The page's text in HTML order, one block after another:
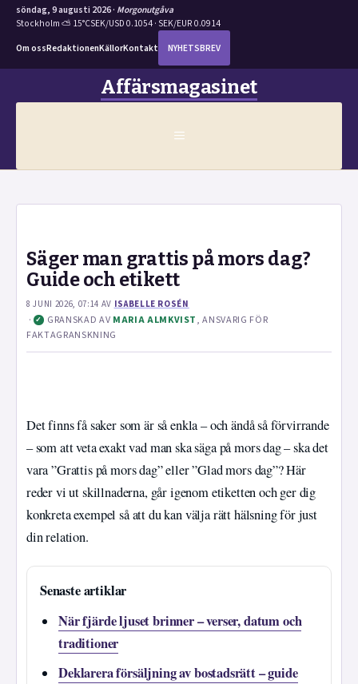
söndag, 9 augusti 2026 · Morgonutgåva
Stockholm ⛅ 15°CSEK/USD 0.1054 · SEK/EUR 0.0914
Om ossRedaktionenKällorKontakt NYHETSBREV
Affärsmagasinet
MENY
Säger man grattis på mors dag?
Guide och etikett
8 JUNI 2026, 07:14 AV ISABELLE ROSÉN
· ✓ GRANSKAD AV MARIA ALMKVIST, ANSVARIG FÖR
FAKTAGRANSKNING
Det finns få saker som är så enkla – och ändå så förvirrande
– som att veta exakt vad man ska säga på mors dag – ska det
vara ”Grattis på mors dag” eller ”Glad mors dag”? Här
reder vi ut skillnaderna, går igenom etiketten och ger dig
konkreta exempel så att du kan välja rätt hälsning för just
din relation.
Senaste artiklar
När fjärde ljuset brinner – verser, datum och
traditioner
Deklarera försäljning av bostadsrätt – guide